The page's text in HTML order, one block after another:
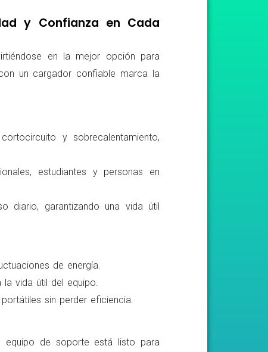
y Confianza en Cada
en la mejor opción para
un cargador confiable marca la
y sobrecalentamiento,
estudiantes y personas en
diario, garantizando una vida útil
de energía.
la vida útil del equipo.
sin perder eficiencia.
equipo de soporte está listo para